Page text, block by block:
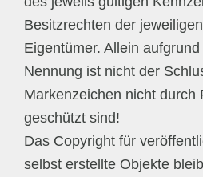
Besitzrechten der
Eigentümer. Allein
Nennung ist nicht der
Markenzeichen nicht durch
geschützt sind!
Das Copyright für
selbst erstellte Objekte